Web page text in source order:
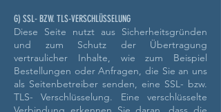
G) SSL- BZW. TLS-VERSCHLÜSSELUNG
Diese Seite nutzt aus Sicherheitsgründen
und zum Schutz der Übertragung
vertraulicher Inhalte, wie zum Beispiel
Bestellungen oder Anfragen, die Sie an uns
als Seitenbetreiber senden, eine SSL- bzw.
TLS- Verschlüsselung. Eine verschlüsselte